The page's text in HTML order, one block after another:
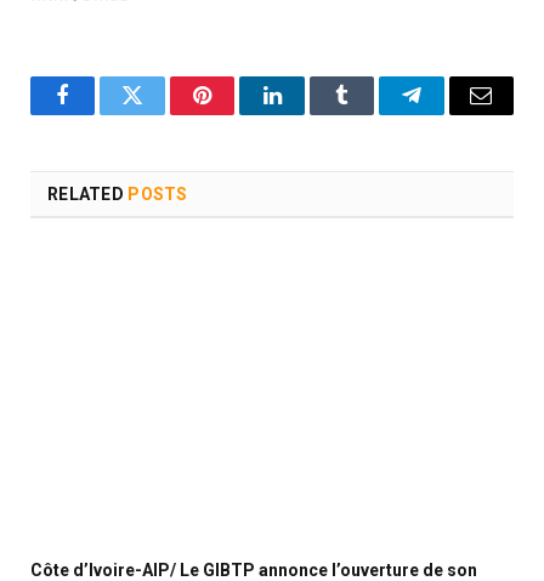
FacebookTwitter PinterestLinkedInTumblr TelegramEmail
RELATED POSTS
Côte d’Ivoire-AIP/ Le GIBTP annonce l’ouverture de son